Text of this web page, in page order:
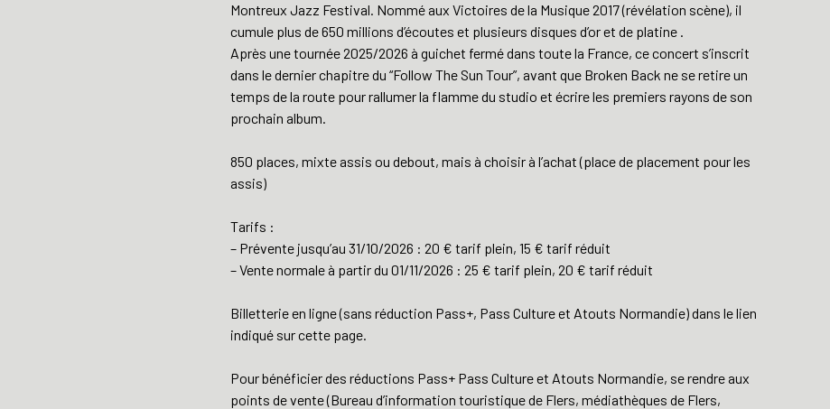
Montreux Jazz Festival. Nommé aux Victoires de la Musique 2017 (révélation scène), il
cumule plus de 650 millions d’écoutes et plusieurs disques d’or et de platine .
Après une tournée 2025/2026 à guichet fermé dans toute la France, ce concert s’inscrit
dans le dernier chapitre du “Follow The Sun Tour”, avant que Broken Back ne se retire un
temps de la route pour rallumer la flamme du studio et écrire les premiers rayons de son
prochain album.
850 places, mixte assis ou debout, mais à choisir à l’achat (place de placement pour les
assis)
Tarifs :
– Prévente jusqu’au 31/10/2026 : 20 € tarif plein, 15 € tarif réduit
– Vente normale à partir du 01/11/2026 : 25 € tarif plein, 20 € tarif réduit
Billetterie en ligne (sans réduction Pass+, Pass Culture et Atouts Normandie) dans le lien
indiqué sur cette page.
Pour bénéficier des réductions Pass+ Pass Culture et Atouts Normandie, se rendre aux
points de vente (Bureau d’information touristique de Flers, médiathèques de Flers,